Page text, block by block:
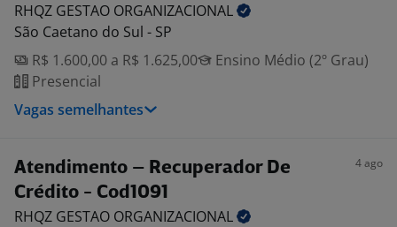
RHQZ GESTAO ORGANIZACIONAL
São Caetano do Sul - SP
R$ 1.600,00 a R$ 1.625,00
Ensino Médio (2º Grau)
Presencial
Vagas semelhantes
Atendimento – Recuperador De
Crédito - Cod1091
4 ago
RHQZ GESTAO ORGANIZACIONAL